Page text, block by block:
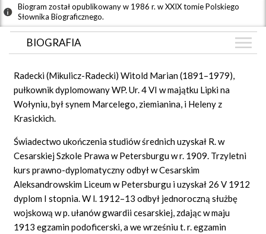
Biogram został opublikowany w 1986 r. w XXIX tomie Polskiego
Słownika Biograficznego.
BIOGRAFIA
ZDJĘCIA (1)
GRAF POWIĄZAŃ
Mapa
Radecki (Mikulicz-Radecki) Witold Marian (1891–1979),
pułkownik dyplomowany WP. Ur. 4 VI w majątku Lipki na
Wołyniu, był synem Marcelego, ziemianina, i Heleny z
Krasickich.
Świadectwo ukończenia studiów średnich uzyskał R. w
Cesarskiej Szkole Prawa w Petersburgu w r. 1909. Trzyletni
kurs prawno-dyplomatyczny odbył w Cesarskim
Aleksandrowskim Liceum w Petersburgu i uzyskał 26 V 1912
dyplom I stopnia. W l. 1912–13 odbył jednoroczną służbę
wojskową w p. ułanów gwardii cesarskiej, zdając w maju
1913 egzamin podoficerski, a we wrześniu t. r. egzamin